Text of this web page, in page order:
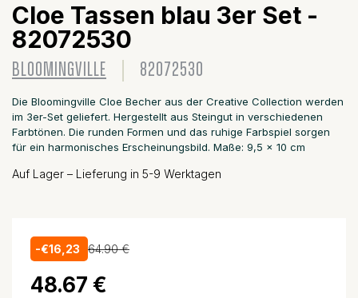
Cloe Tassen blau 3er Set -
82072530
BLOOMINGVILLE 82072530
Die Bloomingville Cloe Becher aus der Creative Collection werden
im 3er-Set geliefert. Hergestellt aus Steingut in verschiedenen
Farbtönen. Die runden Formen und das ruhige Farbspiel sorgen
für ein harmonisches Erscheinungsbild. Maße: 9,5 x 10 cm
Auf Lager – Lieferung in 5-9 Werktagen
-€16,23 64.90 €
48.67 €